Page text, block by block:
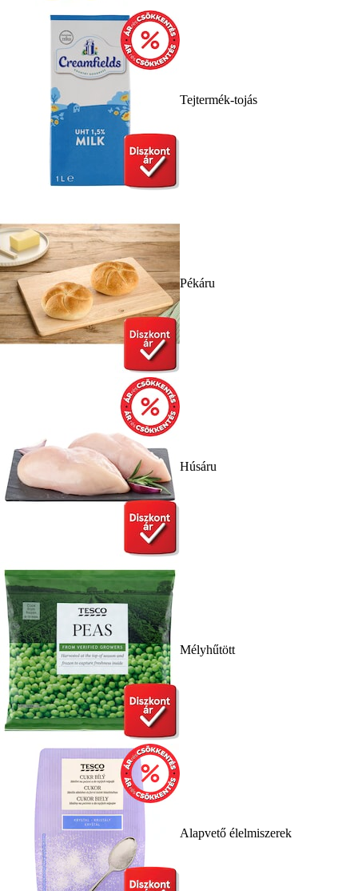
Tejtermék-tojás
Pékáru
Húsáru
Mélyhűtött
Alapvető élelmiszerek